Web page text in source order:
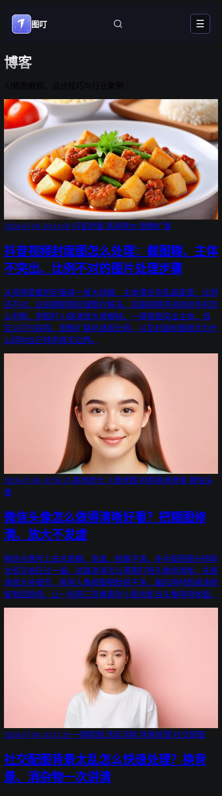
图叮 ☰
博客
2026-07-06 10:41:00 抖音封面 高清放大 图像扩展
抖音视频封面图怎么处理：截图糊、主体
不突出、比例不对的图片处理步骤
从视频里截的封面帧一放大就糊、主体埋在杂乱画面里、比例
还不对，这些都能靠处理图片解决。这篇按顺序讲清动手前怎
么判断，用图叮AI高清放大救糊帧、一键抠图突出主体、自
定义打光提亮、图像扩展补竖版比例，以及封面标题版式为什
么得你自己排的真实边界。
2026-07-06 10:36:13 高清放大 人像修图 材质高清修复 微信头
像
微信头像怎么做得清晰好看？把糊图修
清、放大不发虚
微信头像传上去总是糊、发虚、脸看不清，多半是原图分辨率
太低又被压过一遍。这篇讲清怎么用图叮把头像修清晰，先高
清放大补细节，再用人像修图把脸修干净，最后用材质高清修
复救回质感，让一张两三百像素的小图也能当头像用得体面。
2026-07-06 10:31:26 一键抠图 选区消除 背景处理 社交配图
社交配图背景太乱怎么快速处理？换背
景、消杂物一次讲清